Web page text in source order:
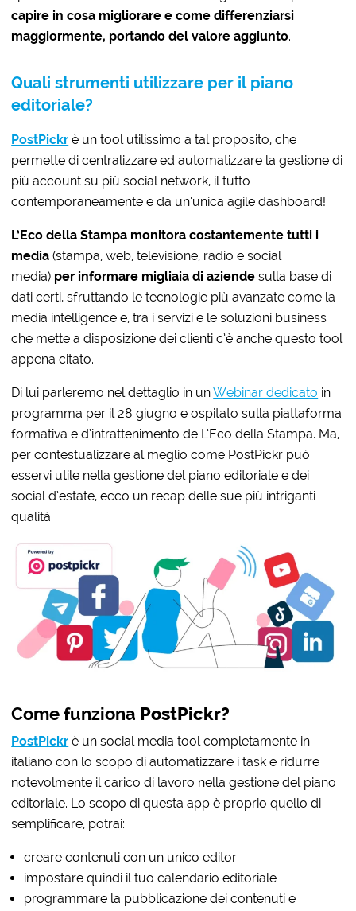
capire in cosa migliorare e come differenziarsi
maggiormente, portando del valore aggiunto.
Quali strumenti utilizzare per il piano
editoriale?
PostPickr è un tool utilissimo a tal proposito, che
permette di centralizzare ed automatizzare la gestione di
più account su più social network, il tutto
contemporaneamente e da un’unica agile dashboard!
L’Eco della Stampa monitora costantemente tutti i
media (stampa, web, televisione, radio e social
media) per informare migliaia di aziendesulla base di
dati certi, sfruttando le tecnologie più avanzate come la
media intelligence e, tra i servizi e le soluzioni business
che mette a disposizione dei clienti c’è anche questo tool
appena citato.
Di lui parleremo nel dettaglio in unWebinar dedicato in
programma per il 28 giugno e ospitato sulla piattaforma
formativa e d’intrattenimento de L’Eco della Stampa. Ma,
per contestualizzare al meglio come PostPickr può
esservi utile nella gestione del piano editoriale e dei
social d’estate, ecco un recap delle sue più intriganti
qualità.
Come funziona PostPickr?
PostPickr è un social media tool completamente in
italiano con lo scopo di automatizzare i task e ridurre
notevolmente il carico di lavoro nella gestione del piano
editoriale. Lo scopo di questa app è proprio quello di
semplificare, potrai:
creare contenuti con un unico editor
impostare quindi il tuo calendario editoriale
programmare la pubblicazione dei contenuti e